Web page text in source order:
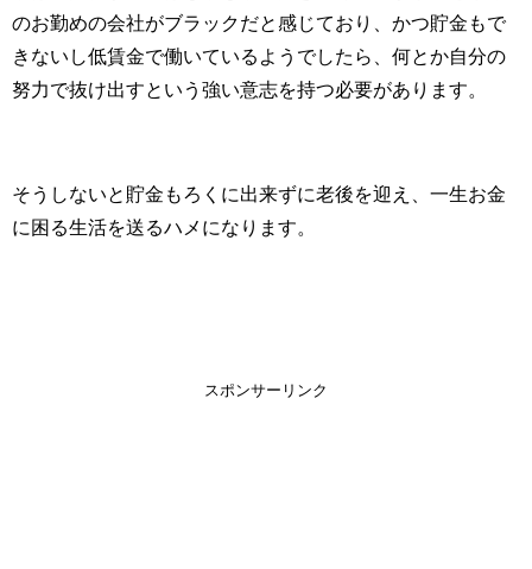
のお勤めの会社がブラックだと感じており、かつ貯金もで
きないし低賃金で働いているようでしたら、何とか自分の
努力で抜け出すという強い意志を持つ必要があります。
そうしないと貯金もろくに出来ずに老後を迎え、一生お金
に困る生活を送るハメになります。
スポンサーリンク